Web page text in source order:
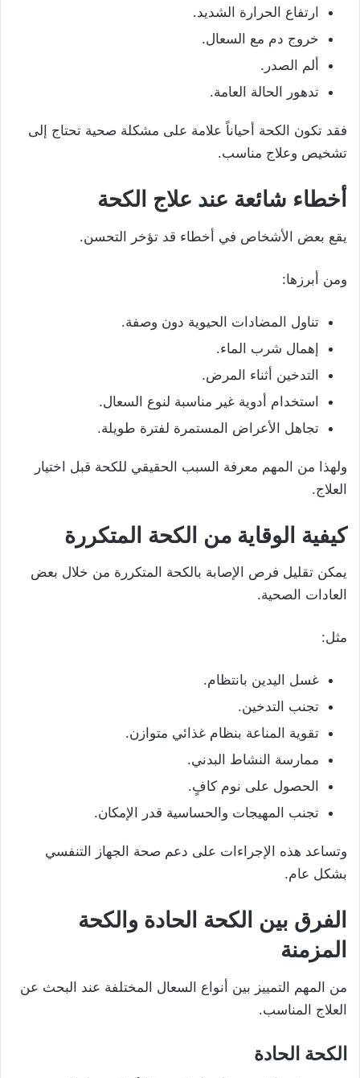
ارتفاع الحرارة الشديد.
خروج دم مع السعال.
ألم الصدر.
تدهور الحالة العامة.
فقد تكون الكحة أحياناً علامة على مشكلة صحية تحتاج إلى
تشخيص وعلاج مناسب.
أخطاء شائعة عند علاج الكحة
يقع بعض الأشخاص في أخطاء قد تؤخر التحسن.
ومن أبرزها:
تناول المضادات الحيوية دون وصفة.
إهمال شرب الماء.
التدخين أثناء المرض.
استخدام أدوية غير مناسبة لنوع السعال.
تجاهل الأعراض المستمرة لفترة طويلة.
ولهذا من المهم معرفة السبب الحقيقي للكحة قبل اختيار
العلاج.
كيفية الوقاية من الكحة المتكررة
يمكن تقليل فرص الإصابة بالكحة المتكررة من خلال بعض
العادات الصحية.
مثل:
غسل اليدين بانتظام.
تجنب التدخين.
تقوية المناعة بنظام غذائي متوازن.
ممارسة النشاط البدني.
الحصول على نوم كافٍ.
تجنب المهيجات والحساسية قدر الإمكان.
وتساعد هذه الإجراءات على دعم صحة الجهاز التنفسي
بشكل عام.
الفرق بين الكحة الحادة والكحة
المزمنة
من المهم التمييز بين أنواع السعال المختلفة عند البحث عن
العلاج المناسب.
الكحة الحادة